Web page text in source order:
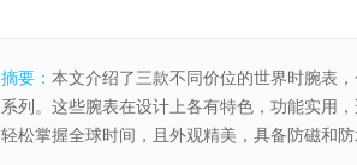
摘要： 本文介绍了三款不同价位的世界时腕表
系列。这些腕表在设计上各有特色，功能实用
轻松掌握全球时间，且外观精美，具备防磁和防